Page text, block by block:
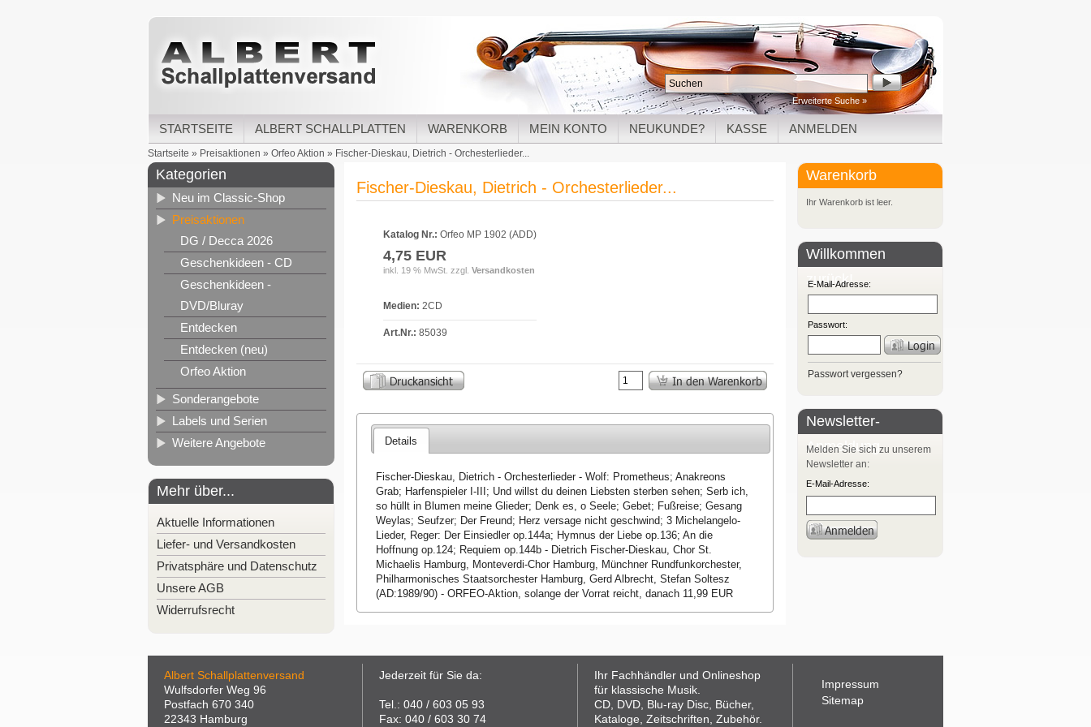
Erweiterte Suche »
STARTSEITE ALBERT SCHALLPLATTEN WARENKORB MEIN KONTO NEUKUNDE? KASSE ANMELDEN
Startseite » Preisaktionen » Orfeo Aktion » Fischer-Dieskau, Dietrich - Orchesterlieder...
Kategorien
Neu im Classic-Shop
Preisaktionen
DG / Decca 2026
Geschenkideen - CD
Geschenkideen -
DVD/Bluray
Entdecken
Entdecken (neu)
Orfeo Aktion
Sonderangebote
Labels und Serien
Weitere Angebote
Mehr über...
Aktuelle Informationen
Liefer- und Versandkosten
Privatsphäre und Datenschutz
Unsere AGB
Widerrufsrecht
Fischer-Dieskau, Dietrich - Orchesterlieder...
Katalog Nr.: Orfeo MP 1902 (ADD)
4,75 EUR
inkl. 19 % MwSt. zzgl. Versandkosten
Medien: 2CD
Art.Nr.: 85039
Details
Fischer-Dieskau, Dietrich - Orchesterlieder - Wolf: Prometheus; Anakreons
Grab; Harfenspieler I-III; Und willst du deinen Liebsten sterben sehen; Serb ich,
so hüllt in Blumen meine Glieder; Denk es, o Seele; Gebet; Fußreise; Gesang
Weylas; Seufzer; Der Freund; Herz versage nicht geschwind; 3 Michelangelo-
Lieder, Reger: Der Einsiedler op.144a; Hymnus der Liebe op.136; An die
Hoffnung op.124; Requiem op.144b - Dietrich Fischer-Dieskau, Chor St.
Michaelis Hamburg, Monteverdi-Chor Hamburg, Münchner Rundfunkorchester,
Philharmonisches Staatsorchester Hamburg, Gerd Albrecht, Stefan Soltesz
(AD:1989/90) - ORFEO-Aktion, solange der Vorrat reicht, danach 11,99 EUR
Warenkorb
Ihr Warenkorb ist leer.
Willkommen
zurück!
E-Mail-Adresse:
Passwort:
Passwort vergessen?
Newsletter-
Anmeldung
Melden Sie sich zu unserem
Newsletter an:
E-Mail-Adresse:
Albert Schallplattenversand
Wulfsdorfer Weg 96
Postfach 670 340
22343 Hamburg
Jederzeit für Sie da:
Tel.: 040 / 603 05 93
Fax: 040 / 603 30 74
Ihr Fachhändler und Onlineshop
für klassische Musik.
CD, DVD, Blu-ray Disc, Bücher,
Kataloge, Zeitschriften, Zubehör.
Impressum
Sitemap